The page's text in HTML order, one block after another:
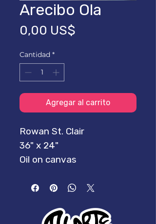
Arecibo Ola
0,00 US$
Cantidad *
Agregar al carrito
Rowan St. Clair
36" x 24"
Oil on canvas